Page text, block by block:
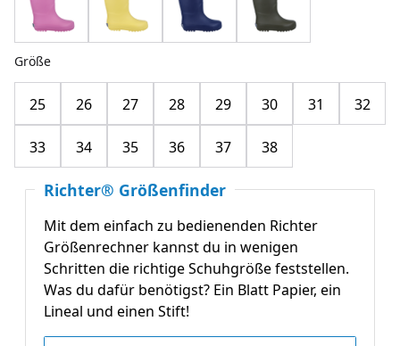
Größe
25 26 27 28 29 30 31 32
33 34 35 36 37 38
Richter® Größenfinder
Mit dem einfach zu bedienenden Richter
Größenrechner kannst du in wenigen
Schritten die richtige Schuhgröße feststellen.
Was du dafür benötigst? Ein Blatt Papier, ein
Lineal und einen Stift!